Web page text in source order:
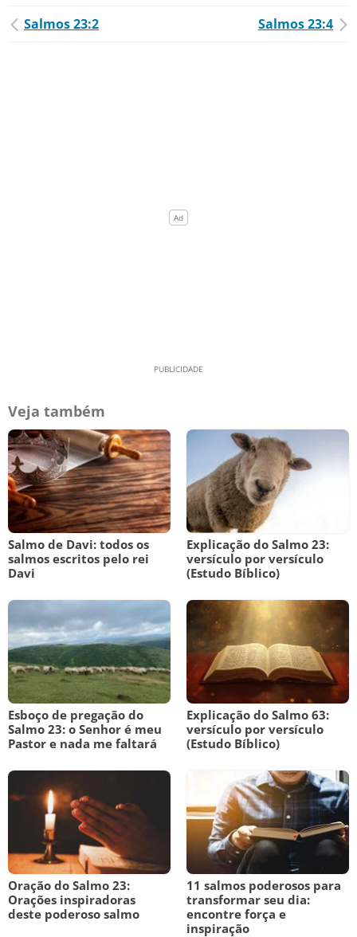
Salmos 23:2 Salmos 23:4
Veja também
Salmo de Davi: todos os
salmos escritos pelo rei
Davi
Explicação do Salmo 23:
versículo por versículo
(Estudo Bíblico)
Esboço de pregação do
Salmo 23: o Senhor é meu
Pastor e nada me faltará
Explicação do Salmo 63:
versículo por versículo
(Estudo Bíblico)
Oração do Salmo 23:
Orações inspiradoras
deste poderoso salmo
11 salmos poderosos para
transformar seu dia:
encontre força e
inspiração